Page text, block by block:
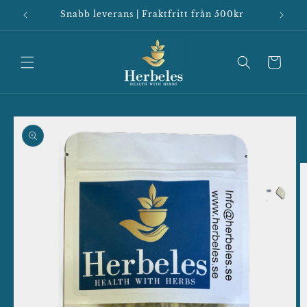
vidare
till
Snabb leverans | Fraktfritt från 500kr
Varukorg